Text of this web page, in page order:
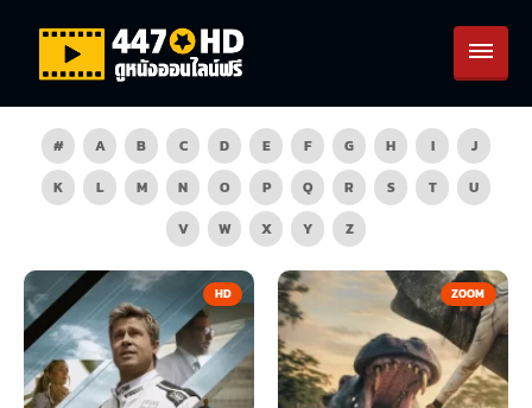
# A B C D E F G H I
J
K
L M N O P Q R S T
U
V
W X Y Z
HD ZOOM